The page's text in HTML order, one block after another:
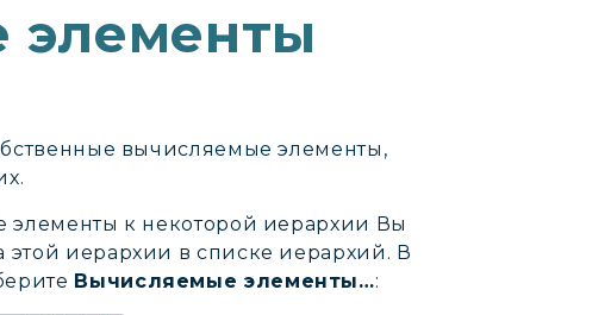
элементы
вычисляемые элементы,
элементы к некоторой иерархии Вы
иерархии в списке иерархий. В
Вычисляемые элементы…: